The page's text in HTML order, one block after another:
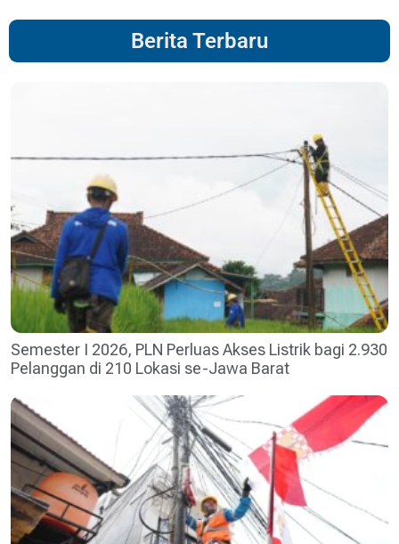
Berita Terbaru
Semester I 2026, PLN Perluas Akses Listrik bagi 2.930
Pelanggan di 210 Lokasi se-Jawa Barat